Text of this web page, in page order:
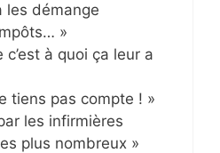
les démange
»
à quoi ça leur a
tiens pas compte ! »
les infirmières
plus nombreux »